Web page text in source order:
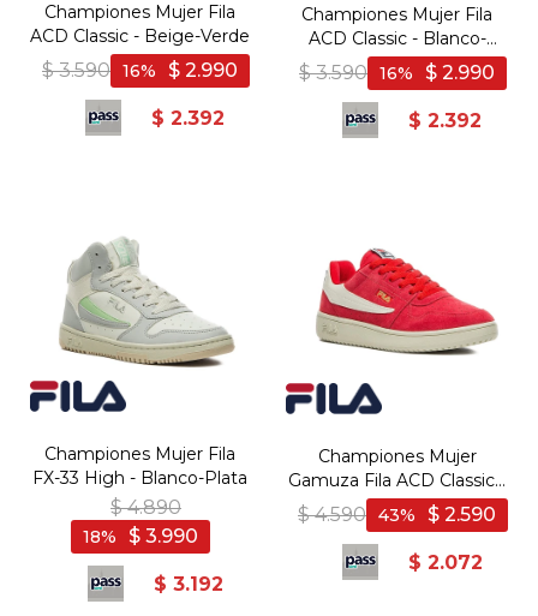
Championes Mujer Fila
ACD Classic - Beige-Verde
$ 3.590 $ 2.990
16
$ 2.392
Championes Mujer Fila
ACD Classic - Blanco-
Rosado
$ 3.590 $ 2.990
16
$ 2.392
Championes Mujer Fila
FX-33 High - Blanco-Plata
$ 4.890
$ 3.990
18
$ 3.192
Championes Mujer
Gamuza Fila ACD Classic -
Rojo-Blanco
$ 4.590 $ 2.590
43
$ 2.072